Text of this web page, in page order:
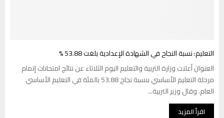
التعليم: نسبة النجاح في الشهادة الإعدادية بلغت 53.88 %
العنوان أعلنت وزارة التربية والتعليم اليوم الثلاثاء عن نتائج امتحانات إتمام
مرحلة التعليم الأساسي بنسبة نجاح 53.88 بالمئة في التعليم الأساسي
العام. وقال وزير التربية...
اقرأ المزيد